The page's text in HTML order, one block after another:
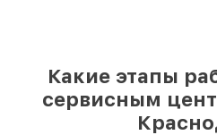
Какие этапы
сервисным